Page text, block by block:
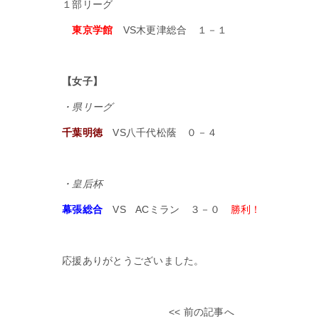
１部リーグ
東京学館 VS木更津総合 １－１
【女子】
・県リーグ
千葉明徳 VS八千代松蔭 ０－４
・皇后杯
幕張総合 VS ACミラン ３－０ 勝利 ！
応援ありがとうございました。
<< 前の記事へ